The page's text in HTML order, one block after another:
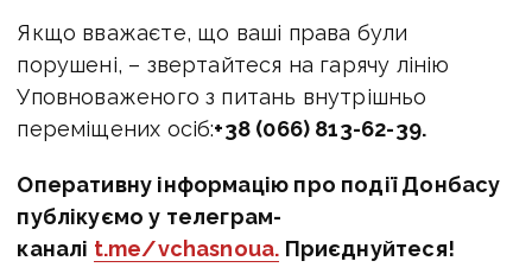
Якщо вважаєте, що ваші права були
порушені, – звертайтеся на гарячу лінію
Уповноваженого з питань внутрішньо
переміщених осіб:+38 (066) 813-62-39.
Оперативну інформацію про події Донбасу
публікуємо у телеграм-
каналі t.me/vchasnoua. Приєднуйтеся!